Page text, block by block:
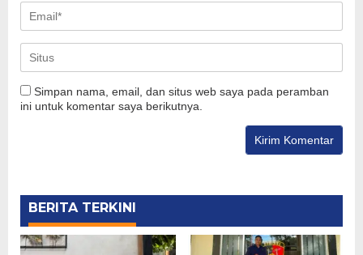
Simpan nama, email, dan situs web saya pada peramban
ini untuk komentar saya berikutnya.
BERITA TERKINI